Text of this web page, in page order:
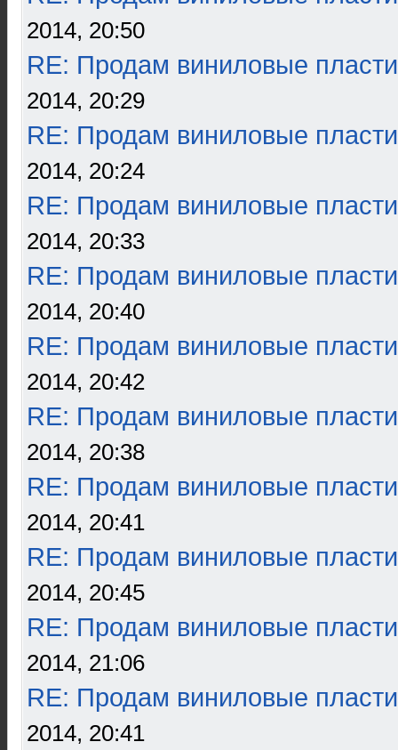
2014, 20:50
RE: Продам виниловые
2014, 20:29
RE: Продам виниловые
2014, 20:24
RE: Продам виниловые
2014, 20:33
RE: Продам виниловые
2014, 20:40
RE: Продам виниловые
2014, 20:42
RE: Продам виниловые
2014, 20:38
RE: Продам виниловые
2014, 20:41
RE: Продам виниловые
2014, 20:45
RE: Продам виниловые
2014, 21:06
RE: Продам виниловые
2014, 20:41